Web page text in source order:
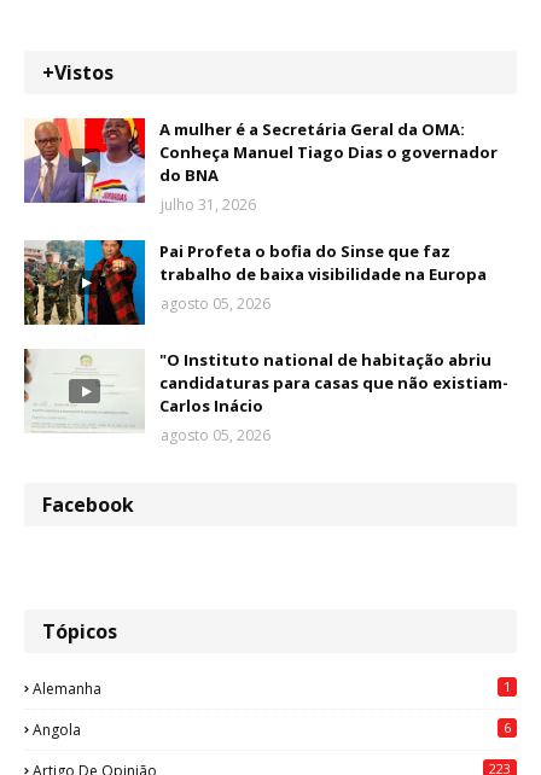
+Vistos
A mulher é a Secretária Geral da OMA:
Conheça Manuel Tiago Dias o governador
do BNA
julho 31, 2026
Pai Profeta o bofia do Sinse que faz
trabalho de baixa visibilidade na Europa
agosto 05, 2026
"O Instituto national de habitação abriu
candidaturas para casas que não existiam-
Carlos Inácio
agosto 05, 2026
Facebook
Tópicos
Alemanha 1
Angola 6
223